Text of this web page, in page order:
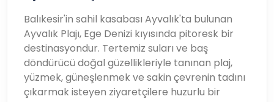
Balıkesir'in sahil kasabası Ayvalık'ta bulunan
Ayvalık Plajı, Ege Denizi kıyısında pitoresk bir
destinasyondur. Tertemiz suları ve baş
döndürücü doğal güzellikleriyle tanınan plaj,
yüzmek, güneşlenmek ve sakin çevrenin tadını
çıkarmak isteyen ziyaretçilere huzurlu bir